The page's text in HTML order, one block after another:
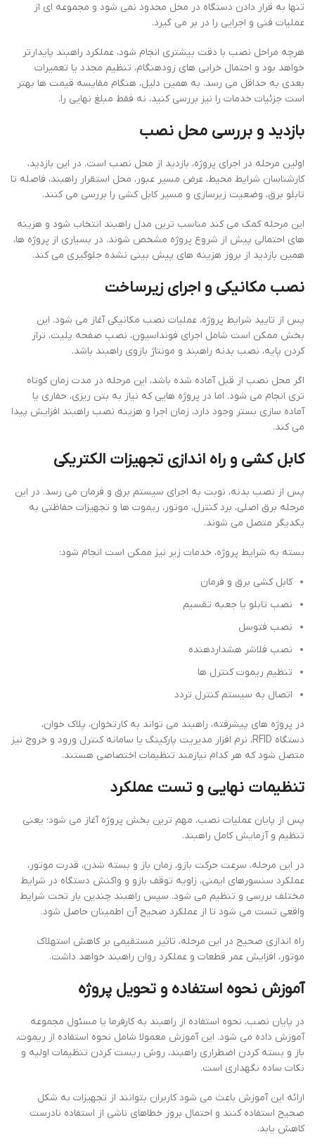
تنها به قرار دادن دستگاه در محل محدود نمی شود و مجموعه ای از
عملیات فنی و اجرایی را در بر می گیرد.
هرچه مراحل نصب با دقت بیشتری انجام شود، عملکرد راهبند پایدارتر
خواهد بود و احتمال خرابی های زودهنگام، تنظیم مجدد یا تعمیرات
بعدی به حداقل می رسد. به همین دلیل، هنگام مقایسه قیمت ها بهتر
است جزئیات خدمات را نیز بررسی کنید، نه فقط مبلغ نهایی را.
بازدید و بررسی محل نصب
اولین مرحله در اجرای پروژه، بازدید از محل نصب است. در این بازدید،
کارشناسان شرایط محیط، عرض مسیر عبور، محل استقرار راهبند، فاصله تا
تابلو برق، وضعیت زیرسازی و مسیر کابل کشی را بررسی می کنند.
این مرحله کمک می کند مناسب ترین مدل راهبند انتخاب شود و هزینه
های احتمالی پیش از شروع پروژه مشخص شوند. در بسیاری از پروژه ها،
همین بازدید از بروز هزینه های پیش بینی نشده جلوگیری می کند.
نصب مکانیکی و اجرای زیرساخت
پس از تایید شرایط پروژه، عملیات نصب مکانیکی آغاز می شود. این
بخش ممکن است شامل اجرای فونداسیون، نصب صفحه پلیت، تراز
کردن پایه، نصب بدنه راهبند و مونتاژ بازوی راهبند باشد.
اگر محل نصب از قبل آماده شده باشد، این مرحله در مدت زمان کوتاه
تری انجام می شود. اما در پروژه هایی که نیاز به بتن ریزی، حفاری یا
آماده سازی بستر وجود دارد، زمان اجرا و هزینه نصب راهبند افزایش پیدا
می کند.
کابل کشی و راه اندازی تجهیزات الکتریکی
پس از نصب بدنه، نوبت به اجرای سیستم برق و فرمان می رسد. در این
مرحله برق اصلی، برد کنترل، موتور، ریموت ها و تجهیزات حفاظتی به
یکدیگر متصل می شوند.
بسته به شرایط پروژه، خدمات زیر نیز ممکن است انجام شود:
کابل کشی برق و فرمان
نصب تابلو یا جعبه تقسیم
نصب فتوسل
نصب فلاشر هشداردهنده
تنظیم ریموت کنترل ها
اتصال به سیستم کنترل تردد
در پروژه های پیشرفته، راهبند می تواند به کارتخوان، پلاک خوان،
دستگاه RFID، نرم افزار مدیریت پارکینگ یا سامانه کنترل ورود و خروج نیز
متصل شود که هر کدام نیازمند تنظیمات اختصاصی هستند.
تنظیمات نهایی و تست عملکرد
پس از پایان عملیات نصب، مهم ترین بخش پروژه آغاز می شود؛ یعنی
تنظیم و آزمایش کامل راهبند.
در این مرحله، سرعت حرکت بازو، زمان باز و بسته شدن، قدرت موتور،
عملکرد سنسورهای ایمنی، زاویه توقف بازو و واکنش دستگاه در شرایط
مختلف بررسی و تنظیم می شود. سپس راهبند چندین بار تحت شرایط
واقعی تست می شود تا از عملکرد صحیح آن اطمینان حاصل شود.
راه اندازی صحیح در این مرحله، تاثیر مستقیمی بر کاهش استهلاک
موتور، افزایش عمر قطعات و عملکرد روان راهبند خواهد داشت.
آموزش نحوه استفاده و تحویل پروژه
در پایان نصب، نحوه استفاده از راهبند به کارفرما یا مسئول مجموعه
آموزش داده می شود. این آموزش معمولا شامل نحوه استفاده از ریموت،
باز و بسته کردن اضطراری راهبند، روش ریست کردن تنظیمات اولیه و
نکات ساده نگهداری است.
ارائه این آموزش باعث می شود کاربران بتوانند از تجهیزات به شکل
صحیح استفاده کنند و احتمال بروز خطاهای ناشی از استفاده نادرست
کاهش یابد.